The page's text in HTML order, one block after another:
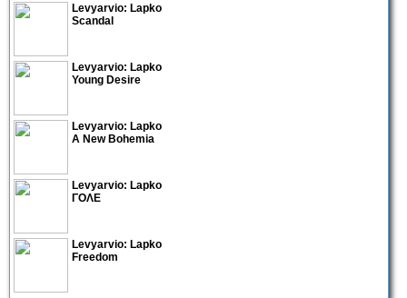
Levyarvio: Lapko
Scandal
Levyarvio: Lapko
Young Desire
Levyarvio: Lapko
A New Bohemia
Levyarvio: Lapko
ΓΟΛΕ
Levyarvio: Lapko
Freedom